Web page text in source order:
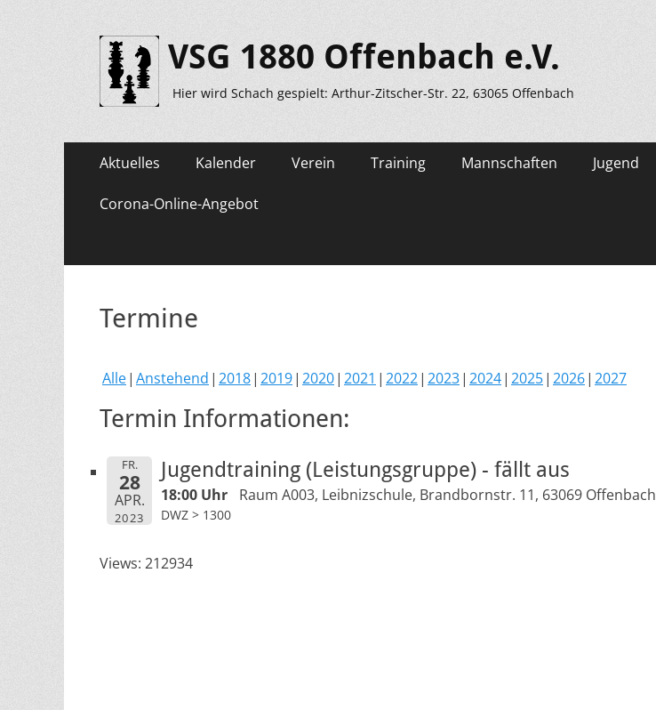
VSG 1880 Offenbach e.V.
Hier wird Schach gespielt: Arthur-Zitscher-Str. 22, 63065 Offenbach
Primäres
Zum
Inhalt
springen
Aktuelles Kalender Verein Training Mannschaften Jugend
Corona-Online-Angebot
Termine
Alle Anstehend 2018 2019 2020 2021 2022 2023 2024 2025 2026 2027
Termin Informationen:
FR.
28
APR.
2023
Jugendtraining (Leistungsgruppe) - fällt aus
18:00 Uhr Raum A003, Leibnizschule, Brandbornstr. 11, 63069 Offenbach
DWZ > 1300
Views: 212934